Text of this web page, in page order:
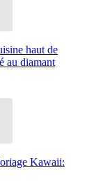
haut de
au diamant
Kawaii: